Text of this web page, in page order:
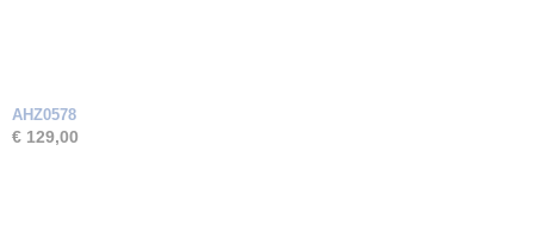
AHZ0578
€ 129,00